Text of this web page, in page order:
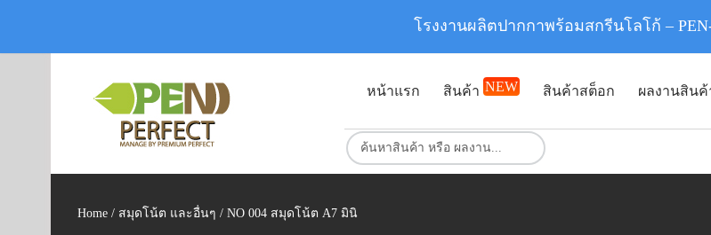
หน้าแรก สินค้า NEW สินค้าสต็อก ผลงานสินค้
Home / สมุดโน้ต และอื่นๆ / NO 004 สมุดโน้ต A7 มินิ
โรงงานผลิตปากกาพร้อมสกรีนโลโก้ – PEN-